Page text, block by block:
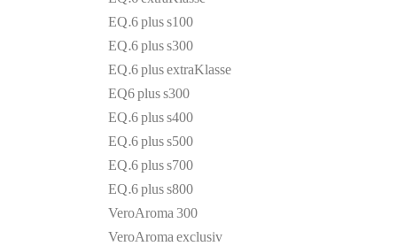
EQ.6 plus s100
EQ.6 plus s300
EQ.6 plus extraKlasse
EQ6 plus s300
EQ.6 plus s400
EQ.6 plus s500
EQ.6 plus s700
EQ.6 plus s800
VeroAroma 300
VeroAroma exclusiv